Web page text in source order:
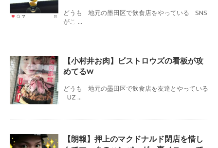
どうも 地元の墨田区で飲食店をやっている SNS
がこ ...
【小村井お肉】ビストロウズの看板が攻
めてるw
どうも 地元の墨田区で飲食店を友達とやっている
UZ ...
【朗報】押上のマクドナルド閉店を惜し